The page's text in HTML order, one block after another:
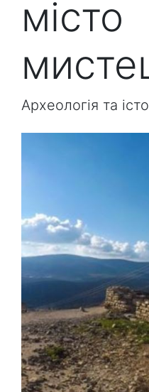
місто
Археологія та